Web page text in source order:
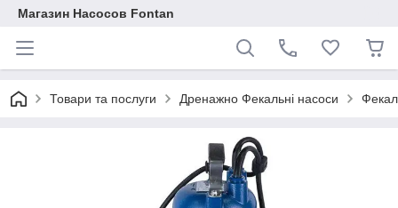
Магазин Насосов Fontan
Товари та послуги Дренажно Фекальні насоси